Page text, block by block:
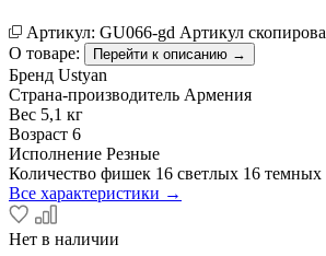
Артикул: GU066-gd Артикул
О товаре:
Перейти к описанию →
Бренд Ustyan
Страна-производитель Армения
Вес 5,1 кг
Возраст 6
Исполнение Резные
Количество фишек 16 светлых 16 темных
Все характеристики →
Нет в наличии